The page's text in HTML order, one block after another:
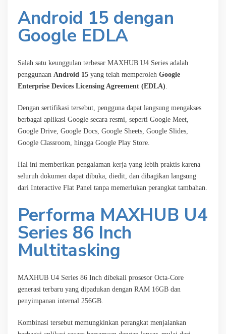
Android 15 dengan
Google EDLA
Salah satu keunggulan terbesar MAXHUB U4 Series adalah
penggunaan Android 15 yang telah memperoleh Google
Enterprise Devices Licensing Agreement (EDLA)
Dengan sertifikasi tersebut, pengguna dapat langsung mengakses
berbagai aplikasi Google secara resmi, seperti Google Meet,
Google Drive, Google Docs, Google Sheets, Google Slides,
Google Classroom, hingga Google Play Store.
Hal ini memberikan pengalaman kerja yang lebih praktis karena
seluruh dokumen dapat dibuka, diedit, dan dibagikan langsung
dari Interactive Flat Panel tanpa memerlukan perangkat tambahan.
Performa MAXHUB U4
Series 86 Inch
Multitasking
MAXHUB U4 Series 86 Inch dibekali prosesor Octa-Core
generasi terbaru yang dipadukan dengan RAM 16GB dan
penyimpanan internal 256GB.
Kombinasi tersebut memungkinkan perangkat menjalankan